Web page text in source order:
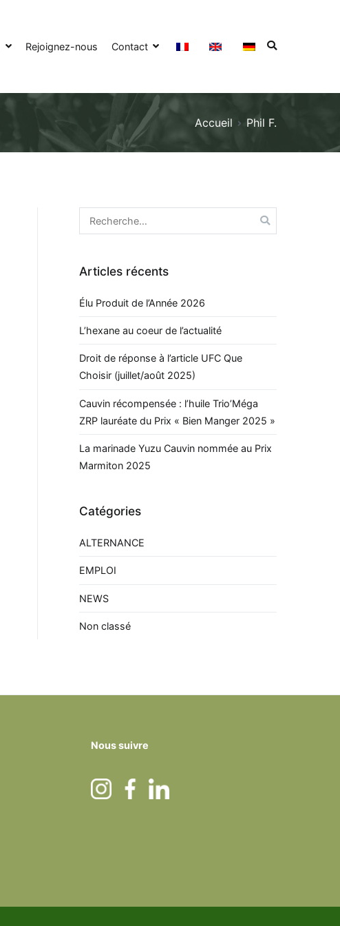
Rejoignez-nous Contact
Accueil Phil F.
Articles récents
Élu Produit de l’Année 2026
L’hexane au coeur de l’actualité
Droit de réponse à l’article UFC Que
Choisir (juillet/août 2025)
Cauvin récompensée : l’huile Trio’Méga
ZRP lauréate du Prix « Bien Manger 2025 »
La marinade Yuzu Cauvin nommée au Prix
Marmiton 2025
Catégories
ALTERNANCE
EMPLOI
NEWS
Non classé
Nous suivre